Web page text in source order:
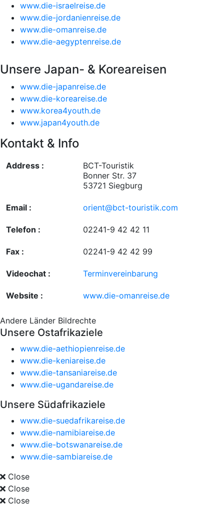
www.die-israelreise.de
www.die-jordanienreise.de
www.die-omanreise.de
www.die-aegyptenreise.de
Unsere Japan- & Koreareisen
www.die-japanreise.de
www.die-koreareise.de
www.korea4youth.de
www.japan4youth.de
Kontakt & Info
Address :
BCT-Touristik
Bonner Str. 37
53721 Siegburg
Email : orient@bct-touristik.com
Telefon : 02241-9 42 42 11
Fax : 02241-9 42 42 99
Videochat : Terminvereinbarung
Website : www.die-omanreise.de
Andere Länder Bildrechte
Unsere Ostafrikaziele
www.die-aethiopienreise.de
www.die-keniareise.de
www.die-tansaniareise.de
www.die-ugandareise.de
Unsere Südafrikaziele
www.die-suedafrikareise.de
www.die-namibiareise.de
www.die-botswanareise.de
www.die-sambiareise.de
Close
Close
Close